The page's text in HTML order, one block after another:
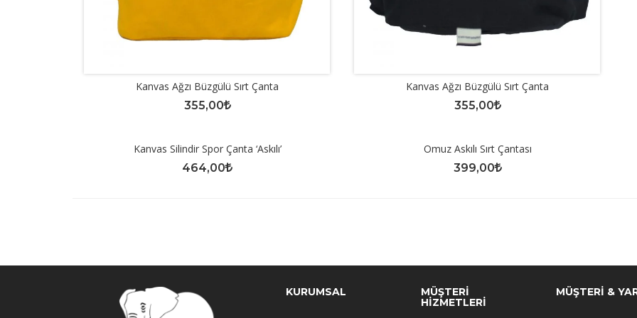
Kanvas Ağzı Büzgülü Sırt Çanta
355,00
Kanvas Ağzı Büzgülü Sırt Çanta
355,00
Kanvas Silindir Spor Çanta ‘askılı’
464,00
Omuz Askılı Sırt Çantası
399,00
KURUMSAL
MÜŞTERİ
HİZMETLERİ
MÜŞTERİ &